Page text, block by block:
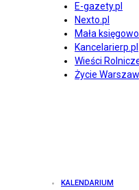
E-gazety.pl
Nexto.pl
Mała
Kancelarierp.pl
Wieści
Życie
KALENDARIUM